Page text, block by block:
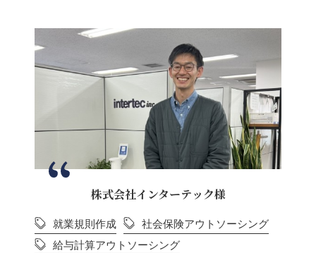
株式会社インターテック様
就業規則作成
社会保険アウトソーシング
給与計算アウトソーシング